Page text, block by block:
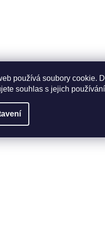
používá soubory cookie.
souhlas s jejich